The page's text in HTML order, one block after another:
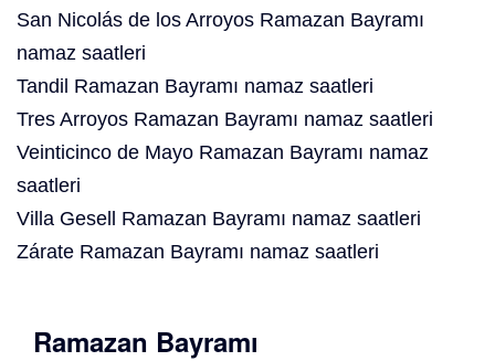
San Nicolás de los Arroyos Ramazan Bayramı
namaz saatleri
Tandil Ramazan Bayramı namaz saatleri
Tres Arroyos Ramazan Bayramı namaz saatleri
Veinticinco de Mayo Ramazan Bayramı namaz
saatleri
Villa Gesell Ramazan Bayramı namaz saatleri
Zárate Ramazan Bayramı namaz saatleri
Ramazan Bayramı